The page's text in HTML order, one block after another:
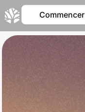
Commencer